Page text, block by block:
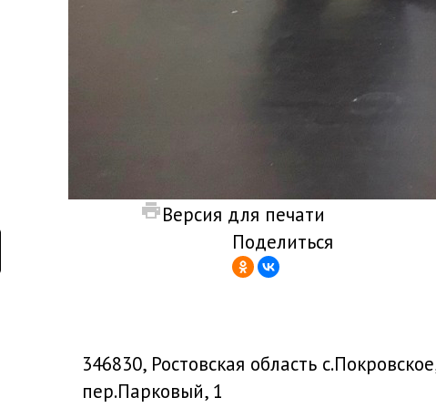
Версия для печати
Поделиться
346830, Ростовская область
пер.Парковый, 1